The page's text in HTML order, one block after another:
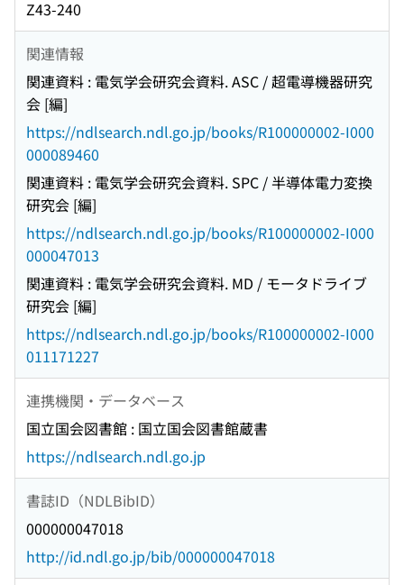
Z43-240
関連情報
関連資料 : 電気学会研究会資料. ASC / 超電導機器研究
会 [編]
https://ndlsearch.ndl.go.jp/books/R100000002-I000
000089460
関連資料 : 電気学会研究会資料. SPC / 半導体電力変換
研究会 [編]
https://ndlsearch.ndl.go.jp/books/R100000002-I000
000047013
関連資料 : 電気学会研究会資料. MD / モータドライブ
研究会 [編]
https://ndlsearch.ndl.go.jp/books/R100000002-I000
011171227
連携機関・データベース
国立国会図書館 : 国立国会図書館蔵書
https://ndlsearch.ndl.go.jp
書誌ID（NDLBibID）
000000047018
http://id.ndl.go.jp/bib/000000047018